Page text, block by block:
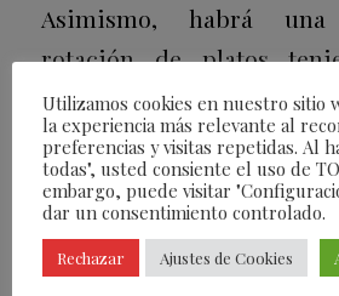
Asimismo, habrá una
rotación de platos
cuenta la temporada y
cada producto.
Tan solo siete meses
irrupción en el panorama
de Madrid, Bugao ya se ha
Utilizamos cookies en nuestro sitio
la experiencia más relevante al
preferencias y visitas repetidas. Al
todas", usted consiente el uso de
embargo, puede visitar
dar un consentimiento controlado.
Rechazar Ajustes de Cookies